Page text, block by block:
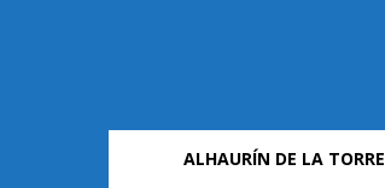
ALHAURÍN DE LA TORRE